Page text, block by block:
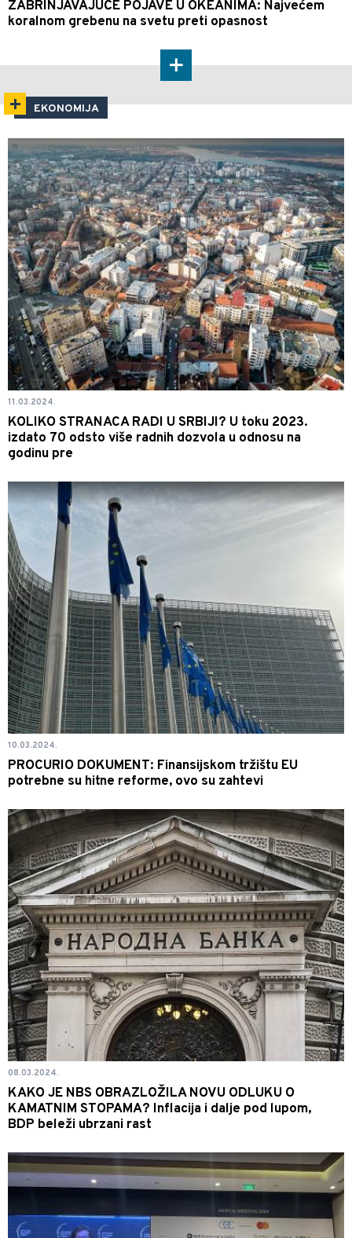
ZABRINJAVAJUĆE POJAVE U OKEANIMA: Najvećem
koralnom grebenu na svetu preti opasnost
EKONOMIJA
11.03.2024.
KOLIKO STRANACA RADI U SRBIJI? U toku 2023.
izdato 70 odsto više radnih dozvola u odnosu na
godinu pre
10.03.2024.
PROCURIO DOKUMENT: Finansijskom tržištu EU
potrebne su hitne reforme, ovo su zahtevi
08.03.2024.
KAKO JE NBS OBRAZLOŽILA NOVU ODLUKU O
KAMATNIM STOPAMA? Inflacija i dalje pod lupom,
BDP beleži ubrzani rast